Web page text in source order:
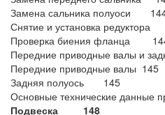
Замена сальника полуоси
Снятие и установка
Проверка биения фланца
Передние приводные валы и
Передние приводные валы 145
Задняя полуось 145
Основные технические
Подвеска 148